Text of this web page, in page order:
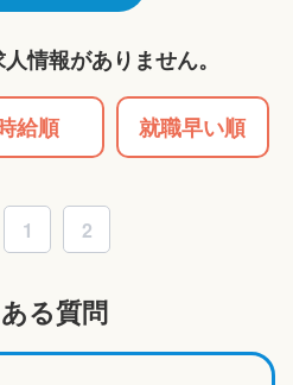
情報がありません。
給順 就職早い順
1 2
る質問